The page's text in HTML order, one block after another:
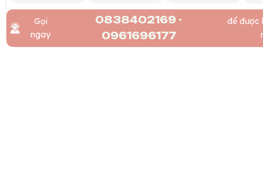
Gọi
ngay
0838402169 -
0961696177
để được